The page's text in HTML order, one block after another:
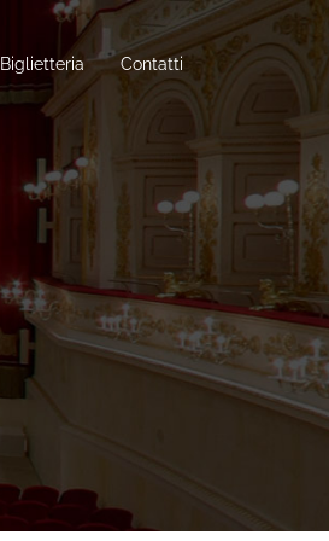
Biglietteria Contatti